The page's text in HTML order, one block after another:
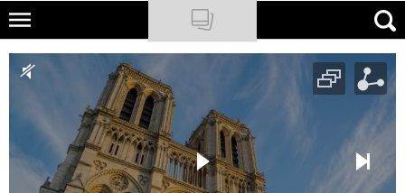
Skip
main
NATIONAL GEOGRAPHIC
PODCASTY
Sklep